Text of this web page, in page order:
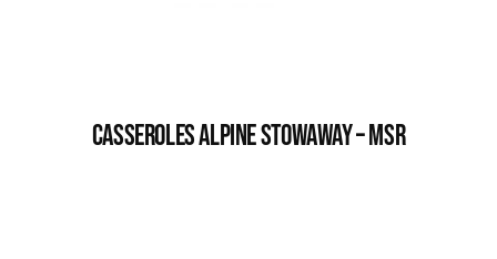
CASSEROLES ALPINE STOWAWAY – MSR